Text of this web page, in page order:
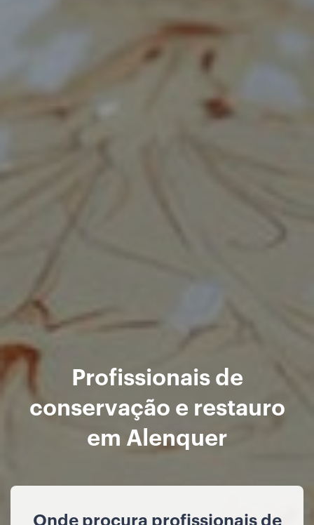
Profissionais de
conservação e restauro
em Alenquer
Onde procura profissionais de